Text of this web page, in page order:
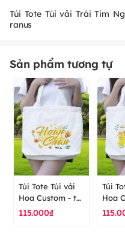
Túi Tote Túi vải Trái Tim
ranus
Sản phẩm tương tự
Túi Tote Túi vải
Hoa Custom - túi
vải cao cấp
115.000₫
Túi
Hoa
vải